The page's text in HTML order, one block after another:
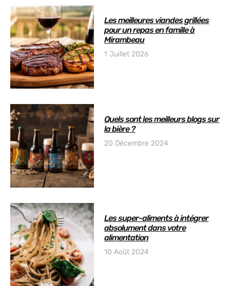
Les meilleures viandes grillées
pour un repas en famille à
Mirambeau
1 Juillet 2026
Quels sont les meilleurs blogs sur
la bière ?
20 Décembre 2024
Les super-aliments à intégrer
absolument dans votre
alimentation
10 Août 2024